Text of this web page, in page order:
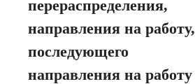
перераспределения,
направления на работу,
последующего
направления на работу